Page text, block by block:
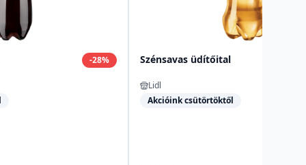
-28% Szénsavas üdítőital
Lidl
Akcióink csütörtöktől